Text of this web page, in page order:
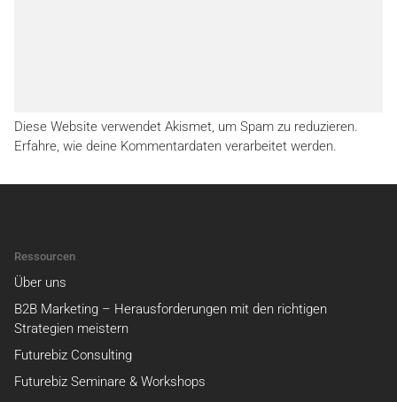
Diese Website verwendet Akismet, um Spam zu reduzieren.
Erfahre, wie deine Kommentardaten verarbeitet werden.
Ressourcen
Über uns
B2B Marketing – Herausforderungen mit den richtigen
Strategien meistern
Futurebiz Consulting
Futurebiz Seminare & Workshops